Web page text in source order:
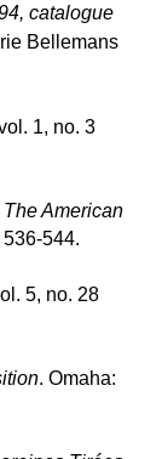
catalogue
Bellemans
1, no. 3
The American
544.
5, no. 28
. Omaha: